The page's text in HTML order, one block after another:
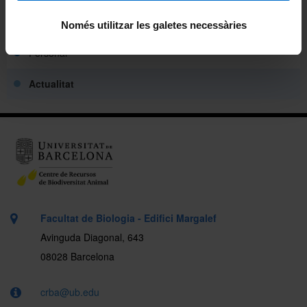
Només utilitzar les galetes necessàries
El CRBA
Personal
Actualitat
Facultat de Biologia - Edifici Margalef
Avinguda Diagonal, 643
08028 Barcelona
crba@ub.edu